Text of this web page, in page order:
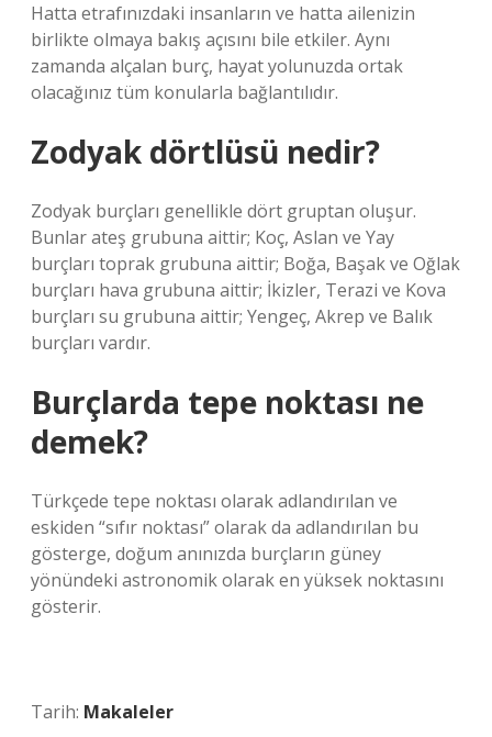
Hatta etrafınızdaki insanların ve hatta ailenizin
birlikte olmaya bakış açısını bile etkiler. Aynı
zamanda alçalan burç, hayat yolunuzda ortak
olacağınız tüm konularla bağlantılıdır.
Zodyak dörtlüsü nedir?
Zodyak burçları genellikle dört gruptan oluşur.
Bunlar ateş grubuna aittir; Koç, Aslan ve Yay
burçları toprak grubuna aittir; Boğa, Başak ve Oğlak
burçları hava grubuna aittir; İkizler, Terazi ve Kova
burçları su grubuna aittir; Yengeç, Akrep ve Balık
burçları vardır.
Burçlarda tepe noktası ne
demek?
Türkçede tepe noktası olarak adlandırılan ve
eskiden “sıfır noktası” olarak da adlandırılan bu
gösterge, doğum anınızda burçların güney
yönündeki astronomik olarak en yüksek noktasını
gösterir.
Tarih: Makaleler